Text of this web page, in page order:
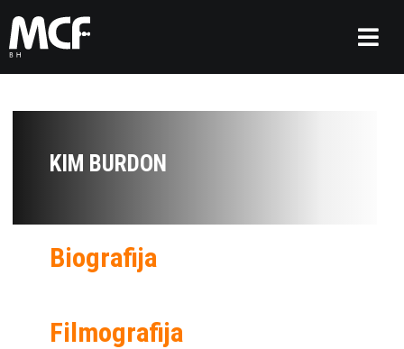
KIM BURDON
Biografija
Filmografija